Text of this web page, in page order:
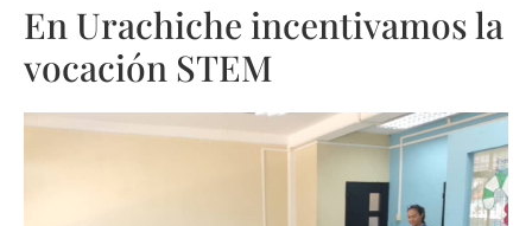
En Urachiche incentivamos la
vocación STEM